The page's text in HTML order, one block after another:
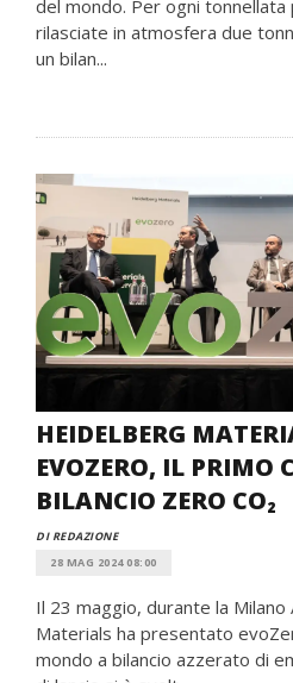
del mondo. Per ogni
rilasciate in atmosfera due
un bilan...
HEIDELBERG
EVOZERO, IL PRIMO
BILANCIO ZERO CO₂
DI REDAZIONE
28 MAG 2024 08:00
Il 23 maggio, durante la
Materials ha presentato
mondo a bilancio azzerato di